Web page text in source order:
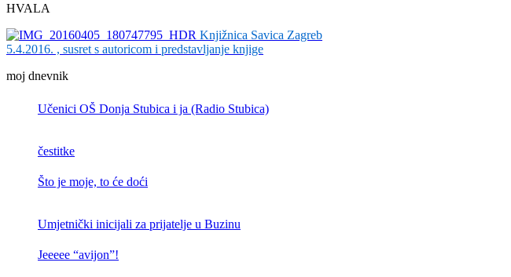
HVALA
Knjižnica Savica Zagreb
5.4.2016. , susret s autoricom i predstavljanje knjige
moj dnevnik
Učenici OŠ Donja Stubica i ja (Radio Stubica)
čestitke
Što je moje, to će doći
Umjetnički inicijali za prijatelje u Buzinu
Jeeeee “avijon”!